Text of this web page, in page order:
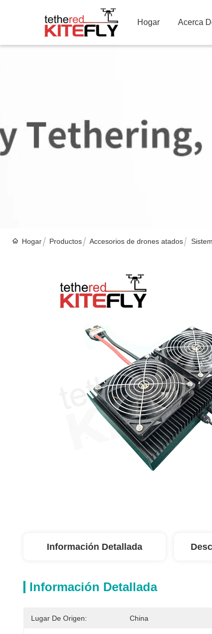
Hogar Acerca
Hogar Productos Accesorios de drones atados
Información Detallada
Información Detallada
Lugar De Origen: China